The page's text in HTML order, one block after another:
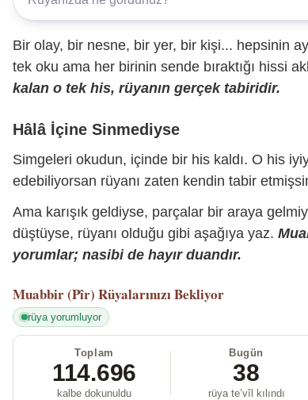
Bir olay, bir nesne, bir yer, bir kişi... hepsinin
tek oku ama her birinin sende bıraktığı hissi
kalan o tek his, rüyanın gerçek tabiridir.
Hâlâ İçine Sinmediyse
Simgeleri okudun, içinde bir his kaldı. O his
edebiliyorsan rüyanı zaten kendin tabir
Ama karışık geldiyse, parçalar bir araya
düştüyse, rüyanı olduğu gibi aşağıya yaz.
yorumlar; nasibi de hayır duandır.
Muabbir (Pîr) Rüyalarınızı Bekliyor
rüya yorumluyor
Toplam
114.696
kalbe dokunuldu
Bugün
38
rüya te’vîl kılındı